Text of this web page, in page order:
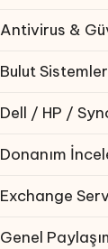
Antivirus &
Bulut Sistemler
Dell / HP /
Donanım
Exchange
Genel